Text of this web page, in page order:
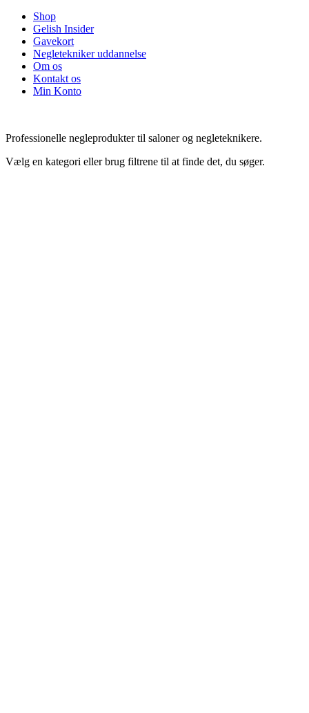
Shop
Gelish Insider
Gavekort
Negletekniker uddannelse
Om os
Kontakt os
Min Konto
Professionelle negleprodukter til saloner og negleteknikere.
Vælg en kategori eller brug filtrene til at finde det, du søger.